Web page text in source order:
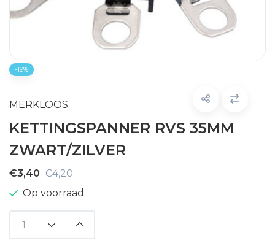
-19%
MERKLOOS
KETTINGSPANNER RVS 35MM
ZWART/ZILVER
€3,40 €4,20
Op voorraad